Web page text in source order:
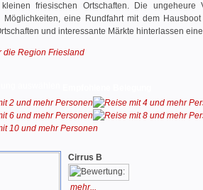
kleinen friesischen Ortschaften. Die
Möglichkeiten, eine Rundfahrt mit dem
und interessante Märkte hinterlassen
die Region Friesland
Cirrus B
mehr...